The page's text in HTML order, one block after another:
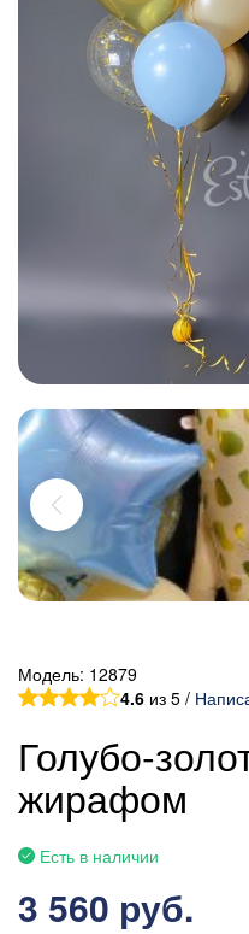
Модель: 12879
4.6 из 5 /
Голубо-
жирафом
Есть в наличии
3 560 руб.